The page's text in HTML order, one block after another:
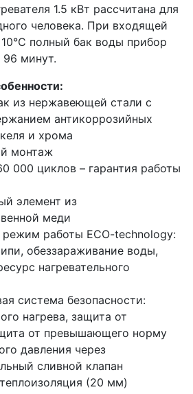
1.5 кВт рассчитана для
человека. При входящей
полный бак воды прибор
96 минут.
из нержавеющей стали с
антикоррозийных
и хрома
монтаж
000 циклов – гарантия работы
элемент из
меди
работы ECO-technology:
обеззараживание воды,
нагревательного
система безопасности:
нагрева, защита от
от превышающего норму
давления через
сливной клапан
(20 мм)